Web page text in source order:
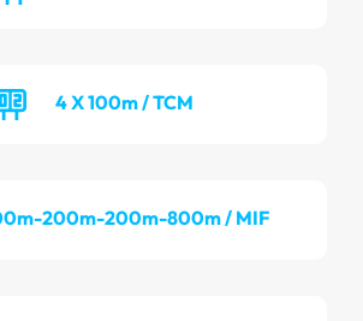
4 X 100m / TCM
200m-200m-800m / MIF